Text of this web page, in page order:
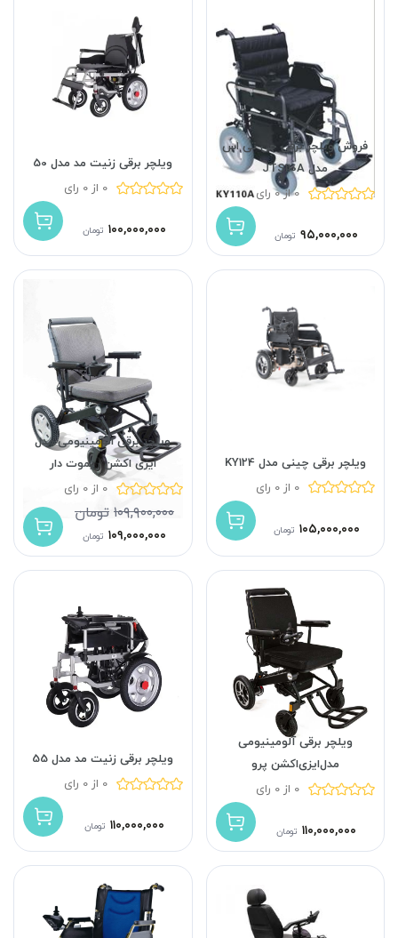
فروش ویلچر برقی جی تی اس
مدل JTS110A
0 از 0 رای
۹۵,۰۰۰,۰۰۰ تومان
ویلچر برقی زنیت مد مدل 50
0 از 0 رای
۱۰۰,۰۰۰,۰۰۰ تومان
ویلچر برقی چینی مدل KY124
0 از 0 رای
۱۰۵,۰۰۰,۰۰۰ تومان
ویلچر برقی الومینیومی مدل
ایزی اکشن ریموت دار
0 از 0 رای
۱۰۹,۹۰۰,۰۰۰تومان
۱۰۹,۰۰۰,۰۰۰ تومان
ویلچر برقی‌ آلومینیومی‌
مدل‌ایزی‌اکشن پرو
0 از 0 رای
۱۱۰,۰۰۰,۰۰۰ تومان
ویلچر برقی زنیت مد مدل 55
0 از 0 رای
۱۱۰,۰۰۰,۰۰۰ تومان